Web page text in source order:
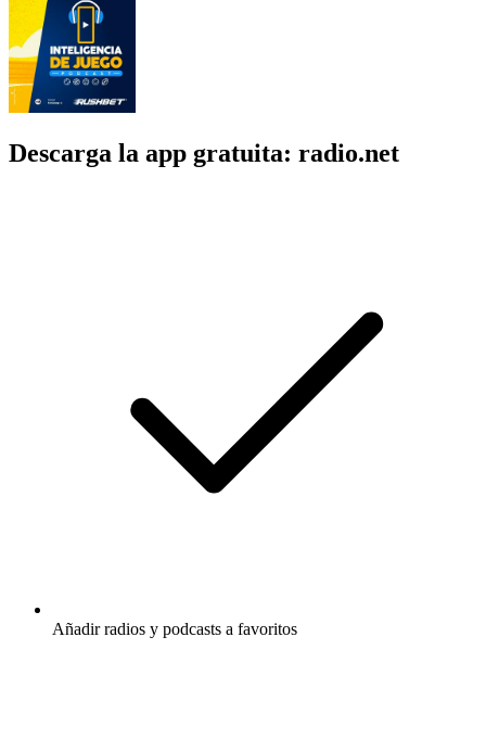
Descarga la app gratuita: radio.net
Añadir radios y podcasts a favoritos